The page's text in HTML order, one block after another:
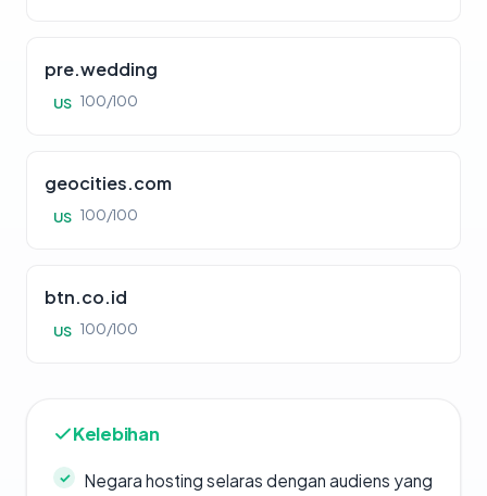
pre.wedding
US 100/100
geocities.com
US 100/100
btn.co.id
US 100/100
Kelebihan
Negara hosting selaras dengan audiens yang